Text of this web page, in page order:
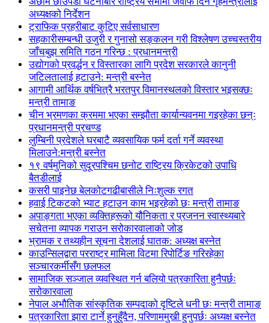
अध्यक्षको निर्देशन
ट्राफिक प्रहरीबाट कुटिए सर्वसाधारण
सहकारीसम्बन्धी उजुरी र गुनासो सङ्कलन गरी विश्लेषण उच्चस्तरीय
जाँचबुझ समिति गठन गरिन्छ : प्रधानमन्त्री
उद्योगको प्रवर्द्धन र विस्तारका लागि प्रदेश सरकारले कानुनी
जटिलतालाई हटाउने: मन्त्री बस्नेत
आगामी आर्थिक वर्षभित्रै भरतपुर विमानस्थलको विस्तार भइसक्छः
मन्त्री तामाङ
चीन भ्रमणका क्रममा भएका सम्झौता कार्यान्यवनमा गइरहेका छन्ः
प्रधानमन्त्री प्रचण्ड
लुम्बिनी प्रदेशले घरबाटै व्यवसायिक फर्म दर्ता गर्ने व्यवस्था
मिलाउने:मन्त्री बस्नेत
१९ वर्षमुनिको सुदूरपश्चिम छनोट राष्ट्रिय क्रिकेटको उपाधि
बैतडीलाई
कसरी पाइनेछ बेलकोटगढीबासीले निःशुल्क रगत
हवाई टिकटको भ्याट हटाउन काम भइरहेको छः मन्त्री तामाङ
अपाङ्गता भएका व्यक्तिहरूको यौनिकता र प्रजनन स्वास्थ्यबारे
सचेतना व्यापक गराउन सरोकारवालाको जोड
भ्रामक र तथ्यहीन सूचना देशलाई घातक: अध्यक्ष बस्नेत
काउन्सिलद्वारा परराष्ट्र मामिला विटमा रिपोर्टिङ गरिरहेका
सञ्चारकर्मीसँग छलफल
सामाजिक सञ्जाल व्यवस्थित गर्न बलियो पत्रकारिता हुनैपर्छः
सरोकारवाला
नेपाल अभौतिक सांस्कृतिक सम्पदाको दृष्टिले धनी छः मन्त्री तामाङ
पत्रकारिता झारा टार्ने हुनुहुँदैन, परिणाममुखी हुनुपर्छः अध्यक्ष बस्नेत